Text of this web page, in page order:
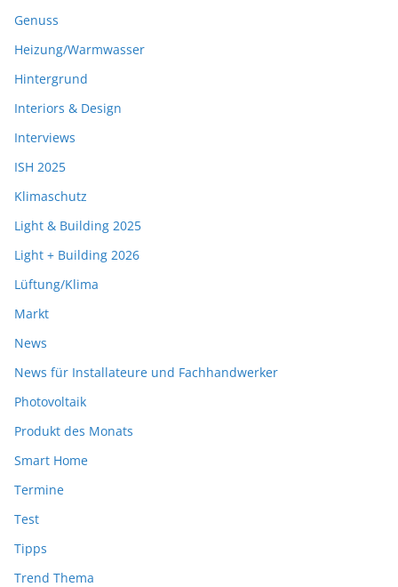
Genuss
Heizung/Warmwasser
Hintergrund
Interiors & Design
Interviews
ISH 2025
Klimaschutz
Light & Building 2025
Light + Building 2026
Lüftung/Klima
Markt
News
News für Installateure und Fachhandwerker
Photovoltaik
Produkt des Monats
Smart Home
Termine
Test
Tipps
Trend Thema